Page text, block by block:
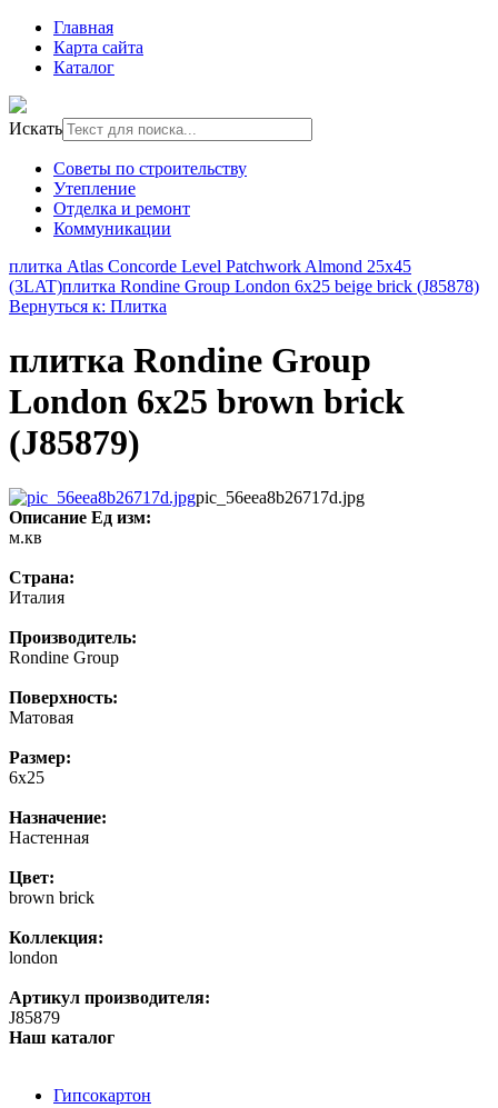
Главная
Карта сайта
Каталог
Искать
Советы по строительству
Утепление
Отделка и ремонт
Коммуникации
плитка Atlas Concorde Level Patchwork Almond 25x45
(3LAT)плитка Rondine Group London 6x25 beige brick (J85878)
Вернуться к: Плитка
плитка Rondine Group
London 6x25 brown brick
(J85879)
pic_56eea8b26717d.jpg
Описание Ед изм:
м.кв
Страна:
Италия
Производитель:
Rondine Group
Поверхность:
Матовая
Размер:
6х25
Назначение:
Настенная
Цвет:
brown brick
Коллекция:
london
Артикул производителя:
J85879
Наш каталог
Гипсокартон